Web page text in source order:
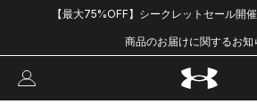
【最大75%OFF】シークレットセール開
商品のお届けに関するお知